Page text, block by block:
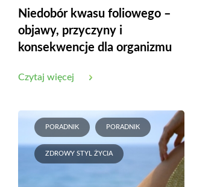
Niedobór kwasu foliowego –
objawy, przyczyny i
konsekwencje dla organizmu
Czytaj więcej
PORADNIK PORADNIK
ZDROWY STYL ŻYCIA